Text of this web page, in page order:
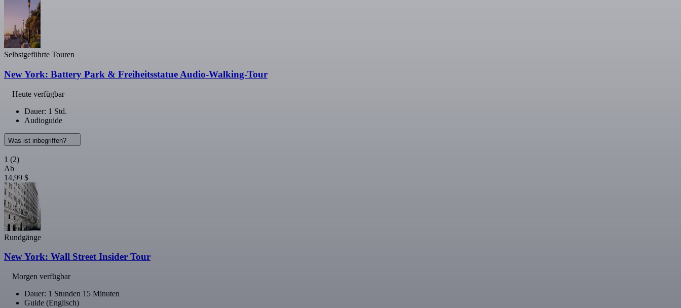
Selbstgeführte Touren
New York: Battery Park & Freiheitsstatue Audio-Walking-Tour
Heute verfügbar
Dauer: 1 Std.
Audioguide
Was ist inbegriffen?
1 (2)
Ab
14,99 $
Rundgänge
New York: Wall Street Insider Tour
Morgen verfügbar
Dauer: 1 Stunden 15 Minuten
Guide (Englisch)